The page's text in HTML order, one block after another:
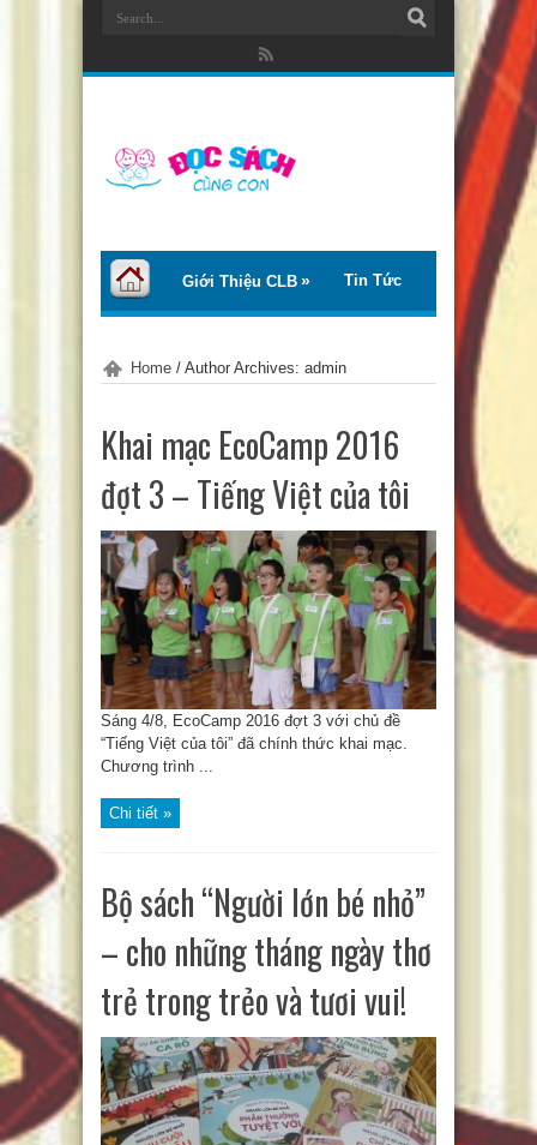
Giới Thiệu CLB Tin Tức
Chào Tiếng Việt
Trại Hè Thanh Thiếu Nhi EcoCamp
Home / Author Archives: admin
Khai mạc EcoCamp 2016
đợt 3 – Tiếng Việt của tôi
Sáng 4/8, EcoCamp 2016 đợt 3 với chủ đề
“Tiếng Việt của tôi” đã chính thức khai mạc.
Chương trình ...
Chi tiết »
Bộ sách “Người lớn bé nhỏ”
– cho những tháng ngày thơ
trẻ trong trẻo và tươi vui!